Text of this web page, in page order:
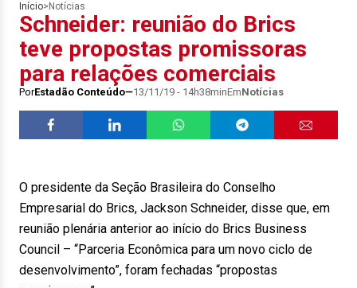
Início> Notícias
Schneider: reunião do Brics
teve propostas promissoras
para relações comerciais
PorEstadão Conteúdo 13/11/19 - 14h38minEmNotícias
O presidente da Seção Brasileira do Conselho
Empresarial do Brics, Jackson Schneider, disse que, em
reunião plenária anterior ao início do Brics Business
Council – “Parceria Econômica para um novo ciclo de
desenvolvimento”, foram fechadas “propostas